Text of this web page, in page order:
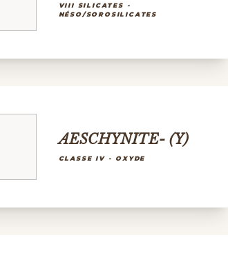
VIII SILICATES -
NÉSO/SOROSILICATES
AESCHYNITE- (Y)
CLASSE IV - OXYDE